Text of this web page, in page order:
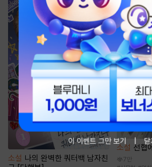
소설 나의 완벽한 쿼터백 남자친
소설 선협
7만
이 이벤트 그만 보기